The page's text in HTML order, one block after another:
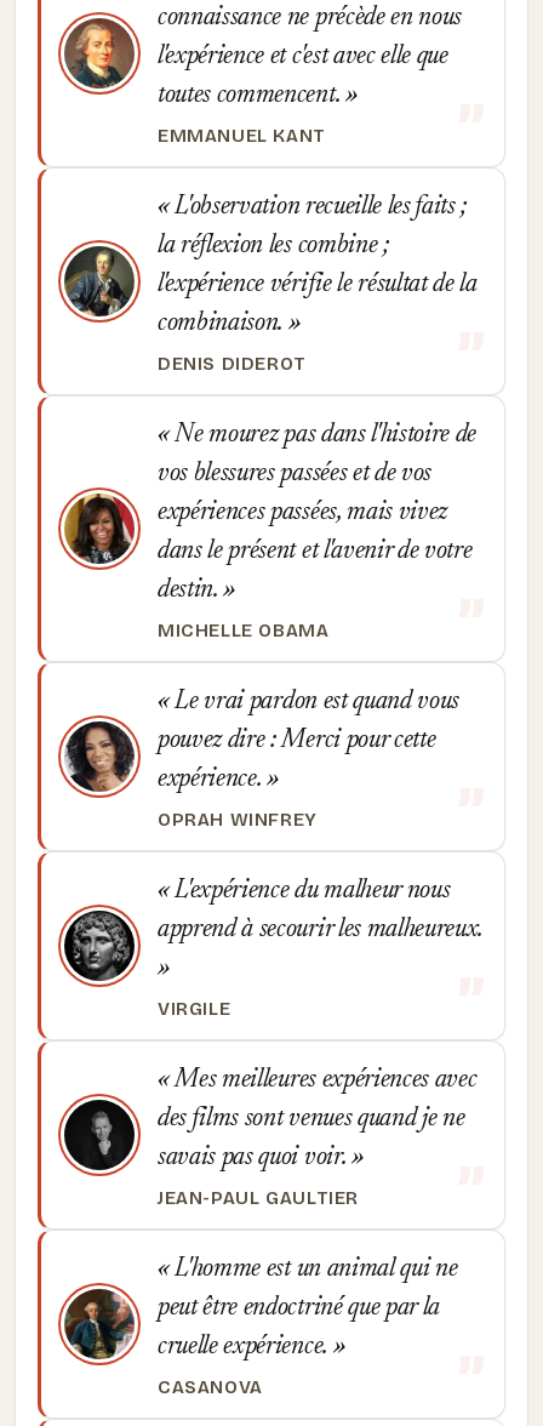
connaissance ne précède en nous
l'expérience et c'est avec elle que
toutes commencent.
EMMANUEL KANT
L'observation recueille les faits ;
la réflexion les combine ;
l'expérience vérifie le résultat de la
combinaison.
DENIS DIDEROT
Ne mourez pas dans l'histoire de
vos blessures passées et de vos
expériences passées, mais vivez
dans le présent et l'avenir de votre
destin.
MICHELLE OBAMA
Le vrai pardon est quand vous
pouvez dire : Merci pour cette
expérience.
OPRAH WINFREY
L'expérience du malheur nous
apprend à secourir les malheureux.
VIRGILE
Mes meilleures expériences avec
des films sont venues quand je ne
savais pas quoi voir.
JEAN-PAUL GAULTIER
L'homme est un animal qui ne
peut être endoctriné que par la
cruelle expérience.
CASANOVA